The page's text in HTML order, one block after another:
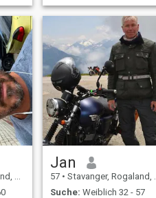
das
Jan
57 • Stavanger, Rogaland, Norwegen
Suche: Weiblich 32 - 57